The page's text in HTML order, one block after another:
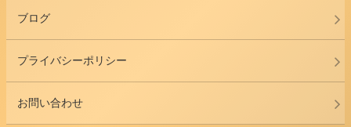
ブログ
プライバシーポリシー
お問い合わせ